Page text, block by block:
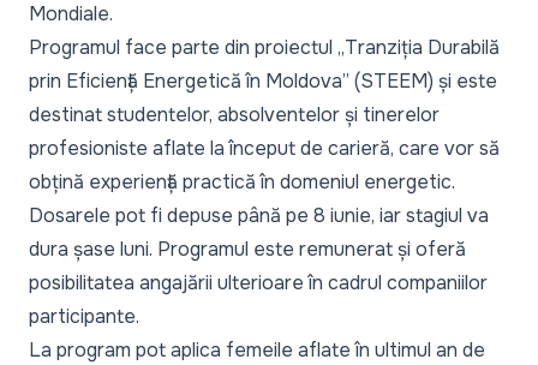
Mondiale.
Programul face parte din proiectul „Tranziția Durabilă
prin Eficiență Energetică în Moldova” (STEEM) și este
destinat studentelor, absolventelor și tinerelor
profesioniste aflate la început de carieră, care vor să
obțină experiență practică în domeniul energetic.
Dosarele pot fi depuse până pe 8 iunie, iar stagiul va
dura șase luni. Programul este remunerat și oferă
posibilitatea angajării ulterioare în cadrul companiilor
participante.
La program pot aplica femeile aflate în ultimul an de